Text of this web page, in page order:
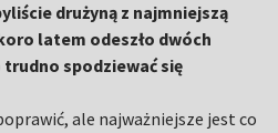
drużyną z najmniejszą
latem odeszło dwóch
spodziewać się
ale najważniejsze jest co